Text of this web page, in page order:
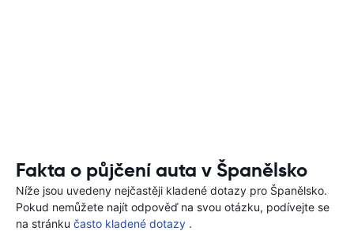
Fakta o půjčení auta v Španělsko
Níže jsou uvedeny nejčastěji kladené dotazy pro Španělsko.
Pokud nemůžete najít odpověď na svou otázku, podívejte se
na stránku často kladené dotazy .